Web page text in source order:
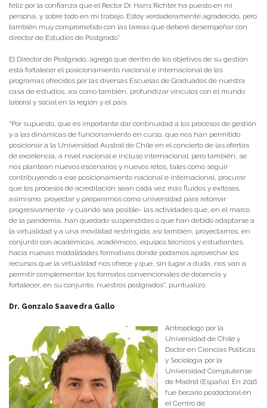
feliz por la confianza que el Rector Dr. Hans Richter ha puesto en mi
persona, y sobre todo en mi trabajo. Estoy verdaderamente agradecido, pero
también muy comprometido con las tareas que deberé desempeñar con
director de Estudios de Postgrado”.
El Director de Postgrado, agregó que dentro de los objetivos de su gestión
está fortalecer el posicionamiento nacional e internacional de los
programas ofrecidos por las diversas Escuelas de Graduados de nuestra
casa de estudios, así como también, profundizar vínculos con el mundo
laboral y social en la región y el país.
“Por supuesto, que es importante dar continuidad a los procesos de gestión
y a las dinámicas de funcionamiento en curso, que nos han permitido
posicionar a la Universidad Austral de Chile en el concierto de las ofertas
de excelencia, a nivel nacional e incluso internacional; pero también, se
nos plantean nuevos escenarios y nuevos retos, tales como seguir
contribuyendo a ese posicionamiento nacional e internacional, procurar
que los procesos de acreditación sean cada vez más fluidos y exitosos,
asimismo, proyectar y prepararnos como universidad para retomar
progresivamente -y cuando sea posible- las actividades que, en el marco
de la pandemia, han quedado suspendidas o que han debido adaptarse a
la virtualidad y a una movilidad restringida; así también, proyectarnos, en
conjunto con académicas, académicos, equipos técnicos y estudiantes,
hacia nuevas modalidades formativas donde podamos aprovechar los
recursos que la virtualidad nos ofrece y que, sin lugar a duda, nos van a
permitir complementar los formatos convencionales de docencia y
fortalecer, en su conjunto, nuestros postgrados”, puntualizó.
Dr. Gonzalo Saavedra Gallo
Antropólogo por la
Universidad de Chile y
Doctor en Ciencias Políticas
y Sociología por la
Universidad Complutense
de Madrid (España). En 2016
fue becario posdoctoral en
el Centro de